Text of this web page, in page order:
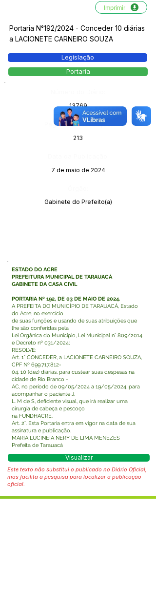
Imprimir
Portaria N°192/2024 - Conceder 10 diárias
a LACIONETE CARNEIRO SOUZA
Legislação
Portaria
13769
Página da Publicação:
213
7 de maio de 2024
Gabinete do Prefeito(a)
ESTADO DO ACRE
PREFEITURA MUNICIPAL DE TARAUACÁ
GABINETE DA CASA CIVIL
PORTARIA Nº 192, DE 03 DE MAIO DE 2024.
A PREFEITA DO MUNICÍPIO DE TARAUACÁ, Estado
do Acre, no exercício
de suas funções e usando de suas atribuições que
lhe são conferidas pela
Lei Orgânica do Município, Lei Municipal n° 809/2014
e Decreto nº 031/2024;
RESOLVE:
Art. 1° CONCEDER, a LACIONETE CARNEIRO SOUZA,
CPF Nº 699.717.812-
04, 10 (dez) diárias, para custear suas despesas na
cidade de Rio Branco -
AC, no período de 09/05/2024 a 19/05/2024, para
acompanhar o paciente J.
L. M de S, deficiente visual, que irá realizar uma
cirurgia de cabeça e pescoço
na FUNDHACRE.
Art. 2°. Esta Portaria entra em vigor na data de sua
assinatura e publicação.
MARIA LUCINEIA NERY DE LIMA MENEZES
Prefeita de Tarauacá
Visualizar
Este texto não substitui o publicado no Diário Oficial,
mas facilita a pesquisa para localizar a publicação
oficial.